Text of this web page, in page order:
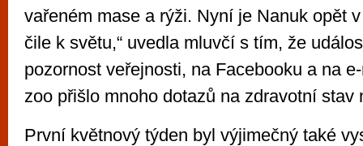
vařeném mase a rýži. Nyní je Nanuk opět
čile k světu,“ uvedla mluvčí s tím, že
pozornost veřejnosti, na Facebooku a na
zoo přišlo mnoho dotazů na zdravotní stav
První květnový týden byl výjimečný také